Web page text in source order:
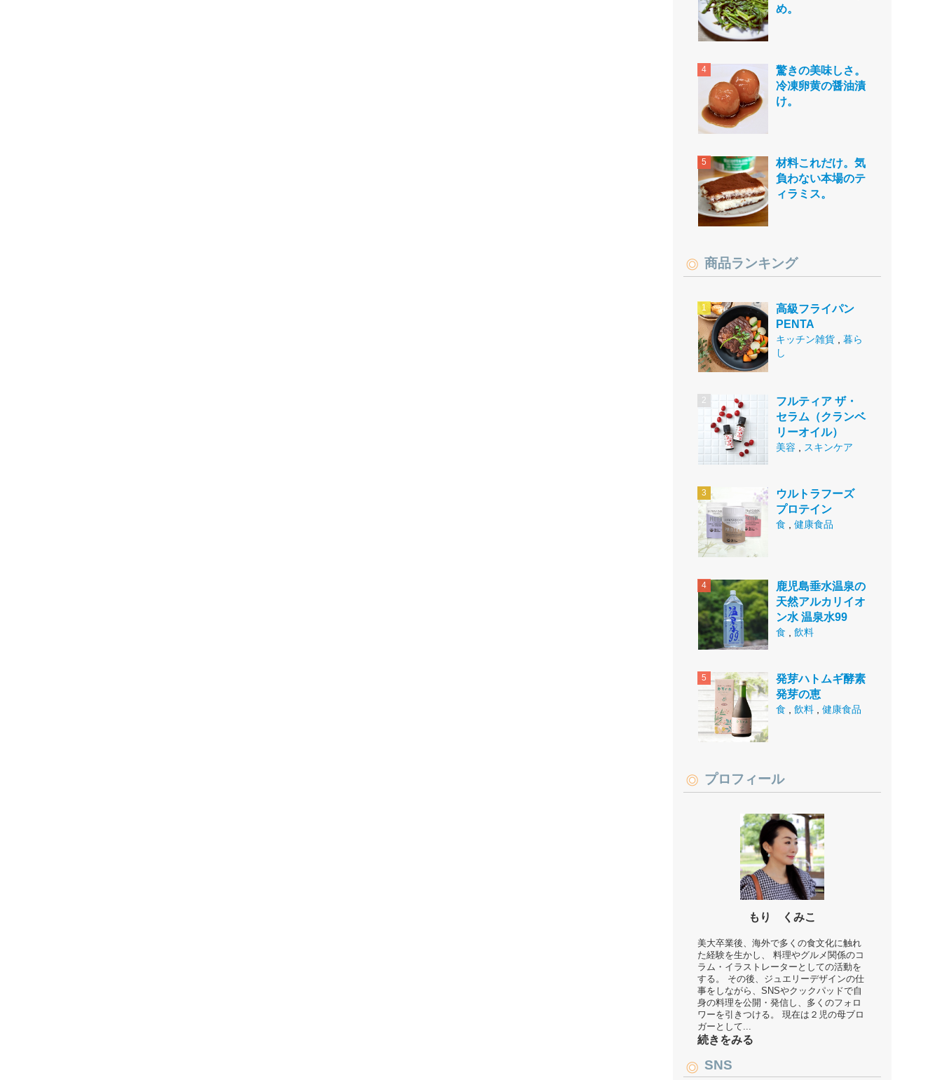
め。
驚きの美味しさ。
冷凍卵黄の醤油漬
け。
材料これだけ。気
負わない本場のテ
ィラミス。
商品ランキング
高級フライパン
PENTA
キッチン雑貨
暮ら
し
フルティア ザ・
セラム（クランベ
リーオイル）
美容 スキンケア
ウルトラフーズ
プロテイン
食 健康食品
鹿児島垂水温泉の
天然アルカリイオ
ン水 温泉水99
食 飲料
発芽ハトムギ酵素
発芽の恵
食 飲料 健康食品
プロフィール
もり くみこ
美大卒業後、海外で多くの食文化に触れ
た経験を生かし、 料理やグルメ関係のコ
ラム・イラストレーターとしての活動を
する。 その後、ジュエリーデザインの仕
事をしながら、SNSやクックパッドで自
身の料理を公開・発信し、多くのフォロ
ワーを引きつける。 現在は２児の母ブロ
ガーとして...
続きをみる
SNS